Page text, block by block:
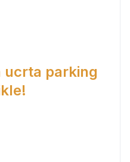
ucrta parking